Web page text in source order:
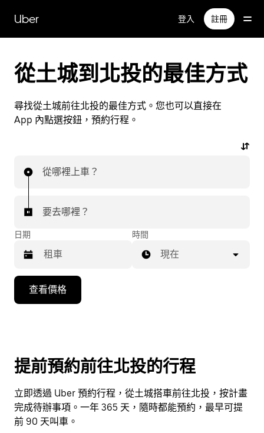
Uber 登入 註冊
從土城到北投的最佳方式
尋找從土城前往北投的最佳方式。您也可以直接在
App 內點選按鈕，預約行程。
從哪裡上車？
要去哪裡？
日期
向
鍵
即
使
用
行
時間
現在
查看價格
提前預約前往北投的行程
立即透過 Uber 預約行程，從土城搭車前往北投，按計畫
完成待辦事項。一年 365 天，隨時都能預約，最早可提
前 90 天叫車。